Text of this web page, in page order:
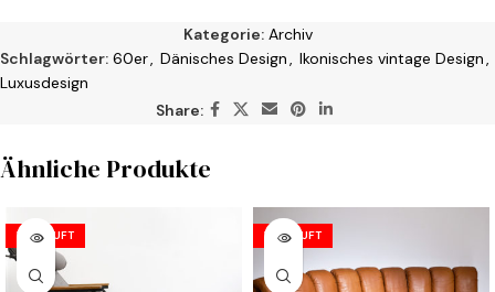
Kategorie: Archiv
Schlagwörter: 60er, Dänisches Design, Ikonisches vintage Design,
Luxusdesign
Share:
Ähnliche Produkte
VERKAUFT VERKAUFT